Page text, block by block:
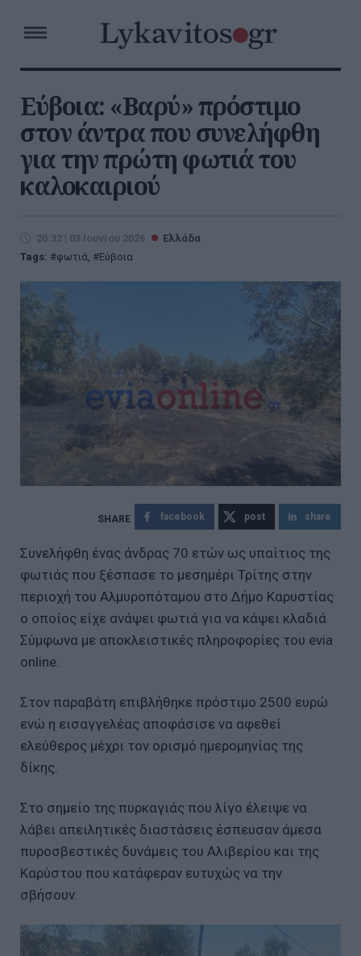
Εύβοια: «Βαρύ» πρόστιμο
στον άντρα που συνελήφθη
για την πρώτη φωτιά του
καλοκαιριού
20:32 | 03 Ιουνίου 2026
Ελλάδα
Tags:
φωτιά, Εύβοια
facebook post share
Συνελήφθη ένας άνδρας 70 ετών ως υπαίτιος της
φωτιάς που ξέσπασε το μεσημέρι Τρίτης στην
περιοχή του Αλμυροπόταμου στο Δήμο Καρυστίας
ο οποίος είχε ανάψει φωτιά για να κάψει κλαδιά
Σύμφωνα με αποκλειστικές πληροφορίες του evia
online.
Στον παραβάτη επιβλήθηκε πρόστιμο 2500 ευρώ
ενώ η εισαγγελέας αποφάσισε να αφεθεί
ελεύθερος μέχρι τον ορισμό ημερομηνίας της
δίκης.
Στο σημείο της πυρκαγιάς που λίγο έλειψε να
λάβει απειλητικές διαστάσεις έσπευσαν άμεσα
πυροσβεστικές δυνάμεις του Αλιβερίου και της
Καρύστου που κατάφεραν ευτυχώς να την
σβήσουν.